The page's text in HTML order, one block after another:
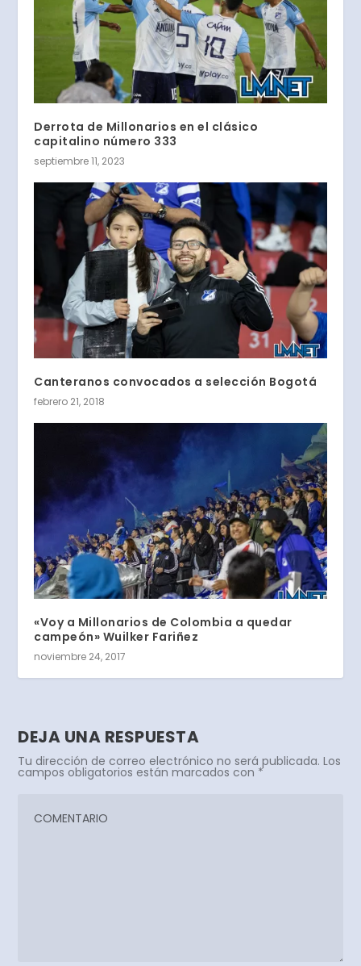
Derrota de Millonarios en el clásico
capitalino número 333
septiembre 11, 2023
Canteranos convocados a selección Bogotá
febrero 21, 2018
«Voy a Millonarios de Colombia a quedar
campeón» Wuilker Fariñez
noviembre 24, 2017
DEJA UNA RESPUESTA
Tu dirección de correo electrónico no será publicada. Los
campos obligatorios están marcados con *